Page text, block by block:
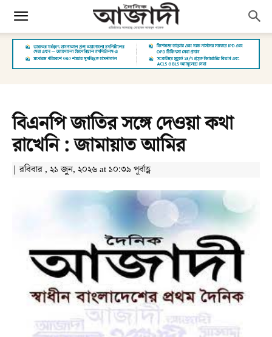
বিএনপি জাতির সঙ্গে দেওয়া কথা
রাখেনি : জামায়াত আমির
| রবিবার , ২১ জুন, ২০২৬ at ১০:৩৯ পূর্বাহ্ণ